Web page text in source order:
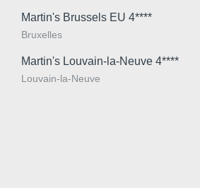
Martin's Brussels EU 4****
Bruxelles
Martin's Louvain-la-Neuve 4****
Louvain-la-Neuve